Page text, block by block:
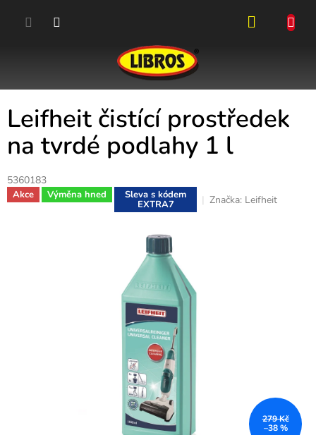
Leifheit čistící prostředek
na tvrdé podlahy 1 l
5360183
Akce Výměna hned Sleva s kódem
EXTRA7 Značka: Leifheit
279 Kč
–38 %